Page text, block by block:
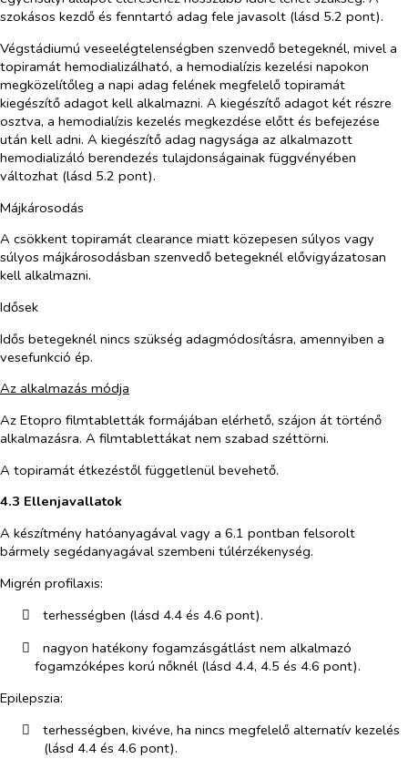
szokásos kezdő és fenntartó adag fele javasolt (lásd 5.2 pont).
Végstádiumú veseelégtelenségben szenvedő betegeknél, mivel a
topiramát hemodializálható, a hemodialízis kezelési napokon
megközelítőleg a napi adag felének megfelelő topiramát
kiegészítő adagot kell alkalmazni. A kiegészítő adagot két részre
osztva, a hemodialízis kezelés megkezdése előtt és befejezése
után kell adni. A kiegészítő adag nagysága az alkalmazott
hemodializáló berendezés tulajdonságainak függvényében
változhat (lásd 5.2 pont).
Májkárosodás
A csökkent topiramát clearance miatt közepesen súlyos vagy
súlyos májkárosodásban szenvedő betegeknél elővigyázatosan
kell alkalmazni.
Idősek
Idős betegeknél nincs szükség adagmódosításra, amennyiben a
vesefunkció ép.
Az alkalmazás módja
Az Etopro filmtabletták formájában elérhető, szájon át történő
alkalmazásra. A filmtablettákat nem szabad széttörni.
A topiramát étkezéstől függetlenül bevehető.
4.3 Ellenjavallatok
A készítmény hatóanyagával vagy a 6.1 pontban felsorolt
bármely segédanyagával szembeni túlérzékenység.
Migrén profilaxis:
​
terhességben (lásd 4.4 és 4.6 pont).
​
nagyon hatékony fogamzásgátlást nem alkalmazó
fogamzóképes korú nőknél (lásd 4.4, 4.5 és 4.6 pont).
Epilepszia:
​
terhességben, kivéve, ha nincs megfelelő alternatív kezelés
(lásd 4.4 és 4.6 pont).